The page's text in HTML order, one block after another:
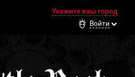
Укажите ваш город
Войти